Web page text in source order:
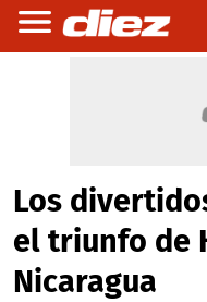
Los
el triunfo de
Nicaragua